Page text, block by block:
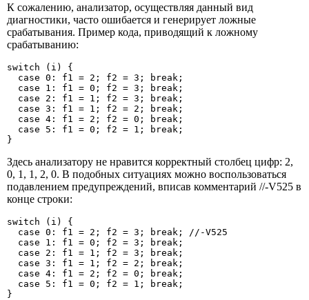
К сожалению, анализатор, осуществляя данный вид
диагностики, часто ошибается и генерирует ложные
срабатывания. Пример кода, приводящий к ложному
срабатыванию:
switch (i) {
  case 0: f1 = 2; f2 = 3; break;
  case 1: f1 = 0; f2 = 3; break;
  case 2: f1 = 1; f2 = 3; break;
  case 3: f1 = 1; f2 = 2; break;
  case 4: f1 = 2; f2 = 0; break;
  case 5: f1 = 0; f2 = 1; break;
}
Здесь анализатору не нравится корректный столбец цифр: 2,
0, 1, 1, 2, 0. В подобных ситуациях можно воспользоваться
подавлением предупреждений, вписав комментарий //-V525 в
конце строки:
switch (i) {
  case 0: f1 = 2; f2 = 3; break; //-V525
  case 1: f1 = 0; f2 = 3; break;
  case 2: f1 = 1; f2 = 3; break;
  case 3: f1 = 1; f2 = 2; break;
  case 4: f1 = 2; f2 = 0; break;
  case 5: f1 = 0; f2 = 1; break;
}